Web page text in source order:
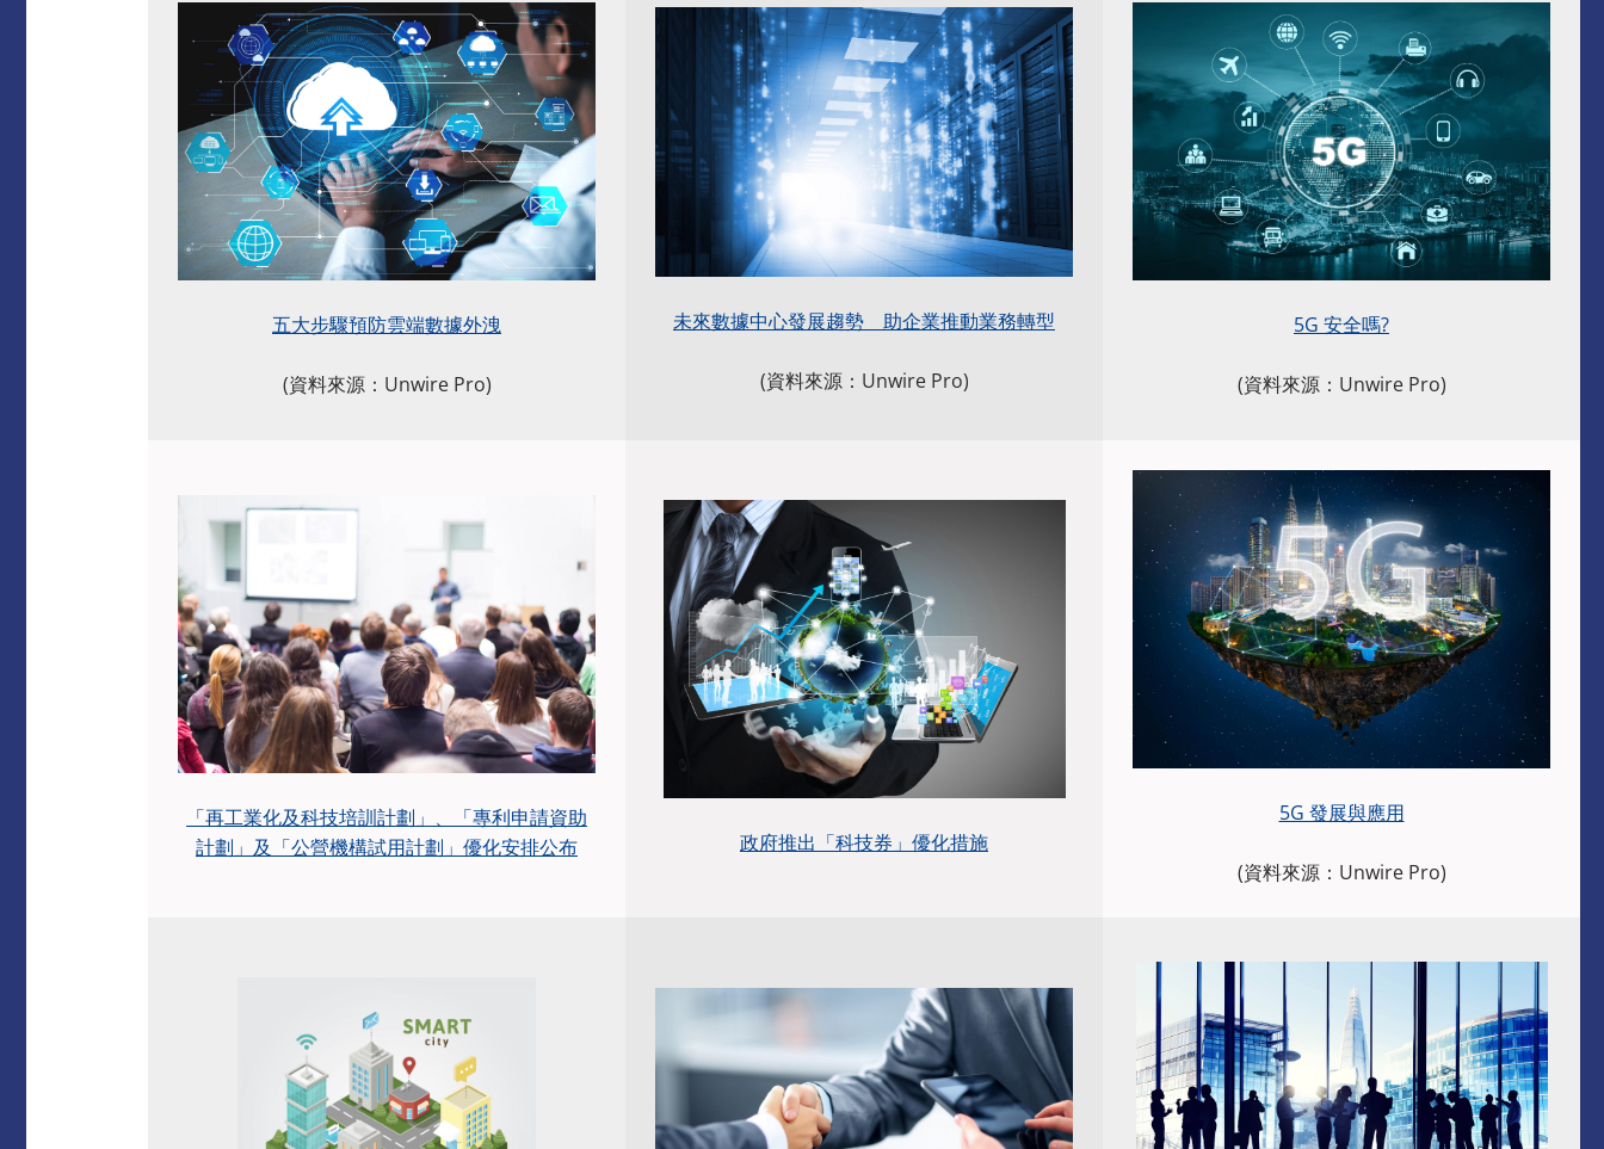
五大步驟預防雲端數據外洩
(資料來源：Unwire Pro)
未來數據中心發展趨勢 助企業推動業務轉型
(資料來源：Unwire Pro)
5G 安全嗎?
(資料來源：Unwire Pro)
「再工業化及科技培訓計劃」、「專利申請資助
計劃」及「公營機構試用計劃」優化安排公布
政府推出「科技券」優化措施
5G 發展與應用
(資料來源：Unwire Pro)